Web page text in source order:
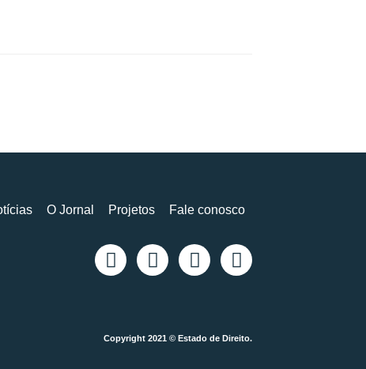
O Jornal Projetos Fale conosco
Copyright 2021 © Estado de Direito.